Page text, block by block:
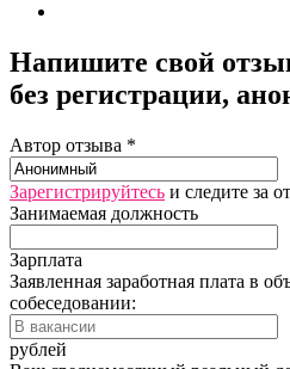
Напишите свой
без регистрации,
Автор отзыва *
Зарегистрируйтесь и следите за
Занимаемая должность
Зарплата
Заявленная заработная плата в
собеседовании:
рублей